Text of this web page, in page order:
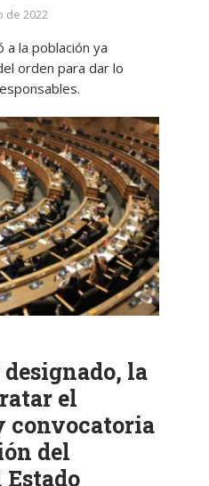
de 2022
a la población ya
orden para dar lo
la
el
convocatoria
del